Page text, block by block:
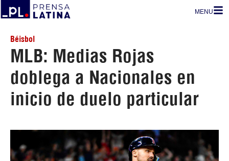
MENU
Béisbol
MLB: Medias Rojas
doblega a Nacionales en
inicio de duelo particular